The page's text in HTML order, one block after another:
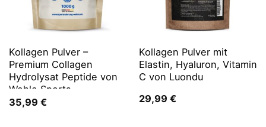
Kollagen Pulver –
Premium Collagen
Hydrolysat Peptide von
Wehle Sports
35,99 €
Kollagen Pulver mit
Elastin, Hyaluron, Vitamin
C von Luondu
29,99 €